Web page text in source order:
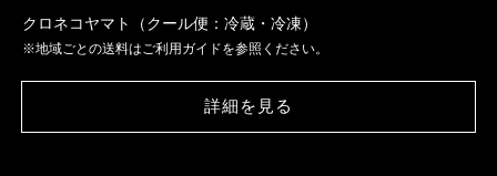
クロネコヤマト（クール便：冷蔵・冷凍）
※地域ごとの送料はご利用ガイドを参照ください。
詳細を見る